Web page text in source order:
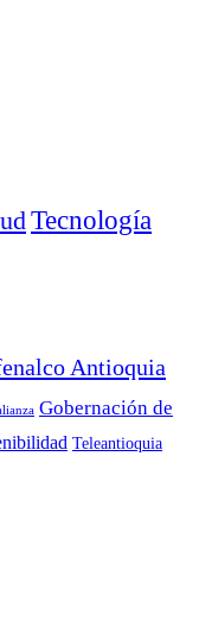
Tecnología
Antioquia
Gobernación de
Teleantioquia